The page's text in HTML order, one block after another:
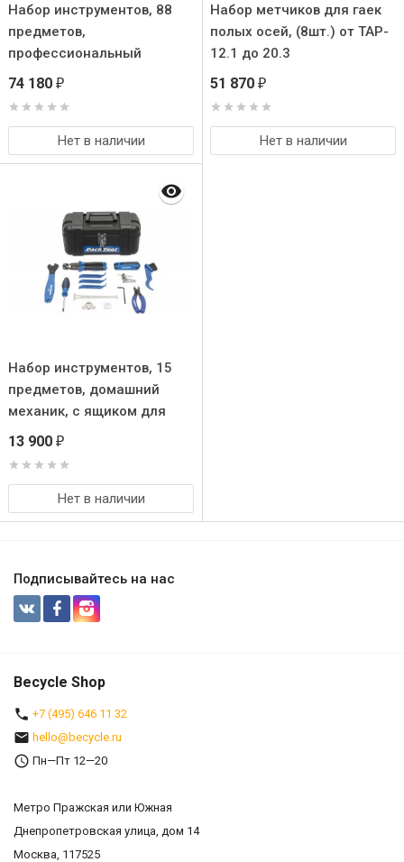
Набор инструментов, 88
предметов,
профессиональный
механик, с ящиком для
74 180 ₽
Нет в наличии
Набор метчиков для гаек
полых осей, (8шт.) от TAP-
12.1 до 20.3
51 870 ₽
Нет в наличии
Набор инструментов, 15
предметов, домашний
механик, c ящиком для
инстр.
13 900 ₽
Нет в наличии
Подписывайтесь на нас
Becycle Shop
+7 (495) 646 11 32
hello@becycle.ru
Пн—Пт 12—20
Метро Пражская или Южная
Днепропетровская улица, дом 14
Москва, 117525